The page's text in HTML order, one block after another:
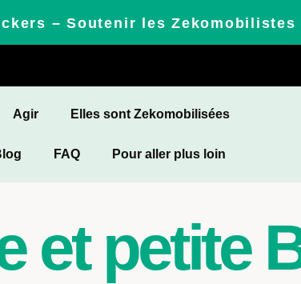
– Soutenir les Zekomobilistes
Agir Elles sont Zekomobilisées
FAQ Pour aller plus loin
et petite